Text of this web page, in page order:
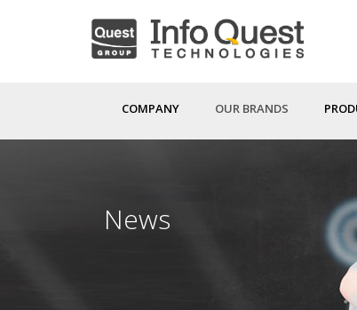
COMPANY OUR BRANDS
News